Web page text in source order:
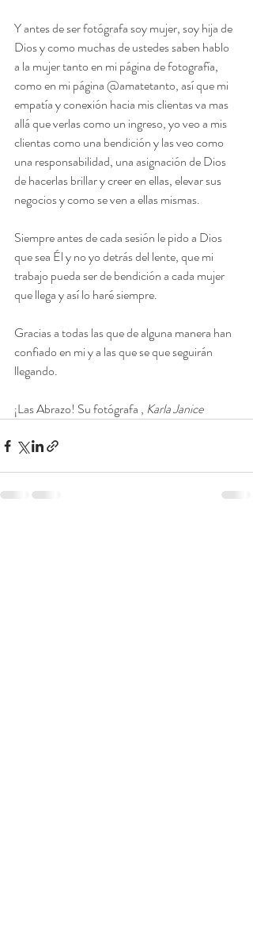
Y antes de ser fotógrafa soy mujer, soy hija de
Dios y como muchas de ustedes saben hablo
a la mujer tanto en mi página de fotografía,
como en mi página @amatetanto, así que mi
empatía y conexión hacia mis clientas va mas
allá que verlas como un ingreso, yo veo a mis
clientas como una bendición y las veo como
una responsabilidad, una asignación de Dios
de hacerlas brillar y creer en ellas, elevar sus
negocios y como se ven a ellas mismas.
Siempre antes de cada sesión le pido a Dios
que sea Él y no yo detrás del lente, que mi
trabajo pueda ser de bendición a cada mujer
que llega y así lo haré siempre.
Gracias a todas las que de alguna manera han
confiado en mi y a las que se que seguirán
llegando.
¡Las Abrazo! Su fotógrafa , Karla Janice